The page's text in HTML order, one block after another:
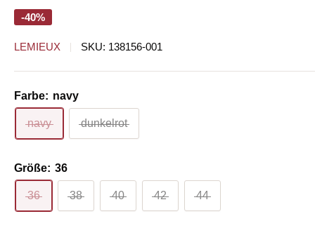
-40%
LEMIEUX SKU: 138156-001
Farbe: navy
navy dunkelrot
Größe: 36
36 38 40 42 44